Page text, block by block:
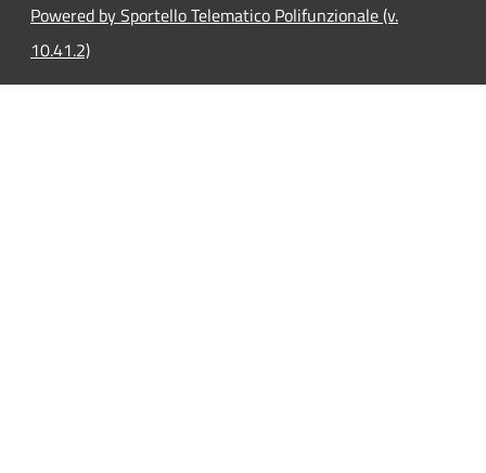
Powered by Sportello Telematico Polifunzionale (v.
10.41.2)